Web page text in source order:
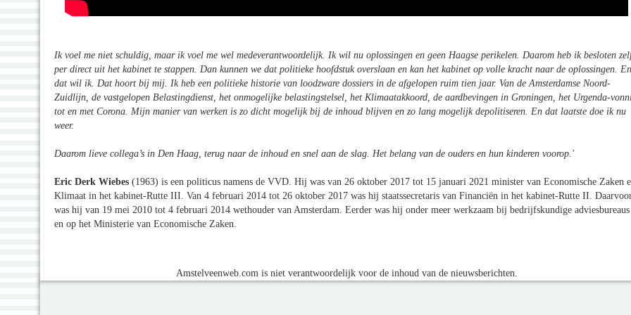
Ik voel me niet schuldig, maar ik voel me wel medeverantwoordelijk. Ik wil nu oplossingen en geen Haagse perikelen. Daarom heb ik besloten
per direct uit het kabinet te stappen. Dan kunnen we dat politieke hoofdstuk overslaan en kan het kabinet op volle kracht naar de oplossingen. En
dat wil ik. Dat hoort bij mij. Ik heb een politieke historie van loodzware dossiers in de afgelopen ruim tien jaar. Van de Amsterdamse Noord-
Zuidlijn, de vastgelopen Belastingdienst, het onmogelijke belastingstelsel, het Klimaatakkoord, de aardbevingen in Groningen, het Urgenda-
tot en met Corona. Mijn manier van werken is zo dicht mogelijk bij de inhoud blijven en zo lang mogelijk depolitiseren. En dat laatste doe ik nu
weer.
Daarom lieve collega’s in Den Haag, terug naar de inhoud en snel aan de slag. Het belang van de ouders en hun kinderen voorop. '
Eric Derk Wiebes (1963) is een politicus namens de VVD. Hij was van 26 oktober 2017 tot 15 januari 2021 minister van Economische Zaken
Klimaat in het kabinet-Rutte III. Van 4 februari 2014 tot 26 oktober 2017 was hij staatssecretaris van Financiën in het kabinet-Rutte II.
was hij van 19 mei 2010 tot 4 februari 2014 wethouder van Amsterdam. Eerder was hij onder meer werkzaam bij bedrijfskundige adviesbureaus
en op het Ministerie van Economische Zaken.
Amstelveenweb.com is niet verantwoordelijk voor de inhoud van de nieuwsberichten.